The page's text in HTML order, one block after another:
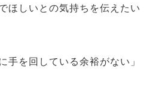
ほしいとの気持ちを伝えたい
を回している余裕がない」